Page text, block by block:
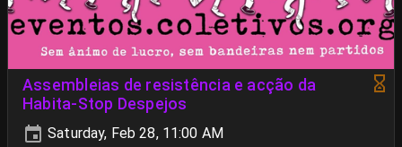
Assembleias de resistência e acção da
Habita-Stop Despejos
Saturday, Feb 28, 11:00 AM